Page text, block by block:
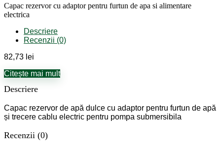
Capac rezervor cu adaptor pentru furtun de apa si alimentare
electrica
Descriere
Recenzii (0)
82,73 lei
Citește mai mult
Descriere
Capac rezervor de apă dulce cu adaptor pentru furtun de apă
și trecere cablu electric pentru pompa submersibila
Recenzii (0)